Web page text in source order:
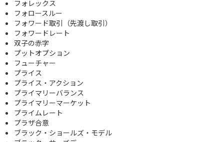
フォレックス
フォロースルー
フォワード取引（先渡し取引）
フォワードレート
双子の赤字
プットオプション
フューチャー
プライス
プライス・アクション
プライマリーバランス
プライマリーマーケット
プライムレート
プラザ合意
ブラック・ショールズ・モデル